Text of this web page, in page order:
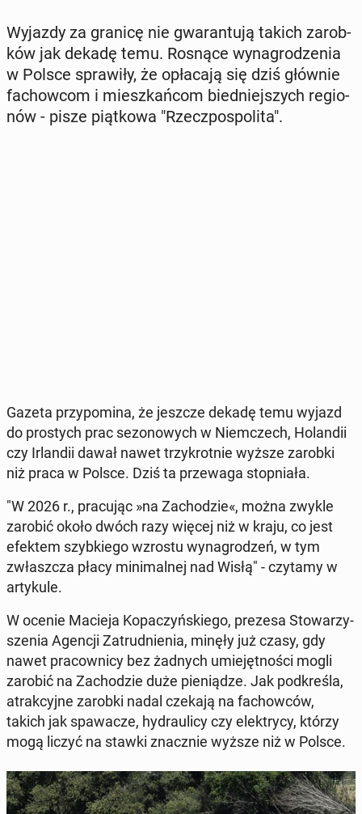
Wyjazdy za granicę nie gwa­ran­tu­ją takich za­rob­
ków jak dekadę temu. Rosnące wy­na­gro­dze­nia
w Polsce spra­wi­ły, że opła­ca­ją się dziś głównie
fa­chow­com i miesz­kań­com bied­niej­szych re­gio­
nów - pisze piąt­ko­wa "Rzecz­po­spo­li­ta".
Gazeta przy­po­mi­na, że jeszcze dekadę temu wyjazd
do pro­stych prac se­zo­no­wych w Niem­czech, Ho­lan­dii
czy Ir­lan­dii dawał nawet trzy­krot­nie wyższe zarobki
niż praca w Polsce. Dziś ta prze­wa­ga stop­nia­ła.
"W 2026 r., pra­cu­jąc »na Za­cho­dzie«, można zwykle
zarobić około dwóch razy więcej niż w kraju, co jest
efektem szyb­kie­go wzrostu wy­na­gro­dzeń, w tym
zwłasz­cza płacy mi­ni­mal­nej nad Wisłą" - czytamy w
ar­ty­ku­le.
W ocenie Macieja Ko­pa­czyń­skie­go, prezesa Sto­wa­rzy­
sze­nia Agencji Za­trud­nie­nia, minęły już czasy, gdy
nawet pra­cow­ni­cy bez żadnych umie­jęt­no­ści mogli
zarobić na Za­cho­dzie duże pie­nią­dze. Jak pod­kre­śla,
atrak­cyj­ne zarobki nadal czekają na fa­chow­ców,
takich jak spa­wa­cze, hy­drau­li­cy czy elek­try­cy, którzy
mogą liczyć na stawki znacz­nie wyższe niż w Polsce.